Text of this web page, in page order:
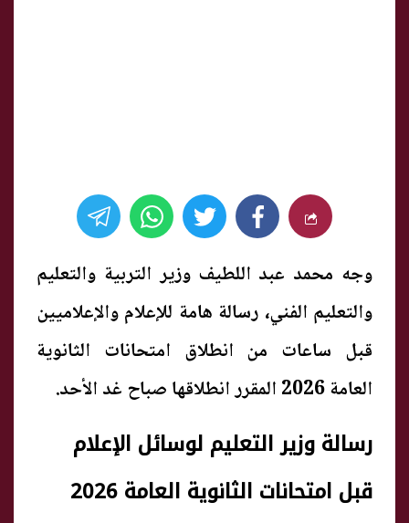
وجه محمد عبد اللطيف وزير التربية والتعليم
والتعليم الفني، رسالة هامة للإعلام والإعلاميين
قبل ساعات من انطلاق امتحانات الثانوية
العامة 2026 المقرر انطلاقها صباح غد الأحد.
رسالة وزير التعليم لوسائل الإعلام
قبل امتحانات الثانوية العامة 2026